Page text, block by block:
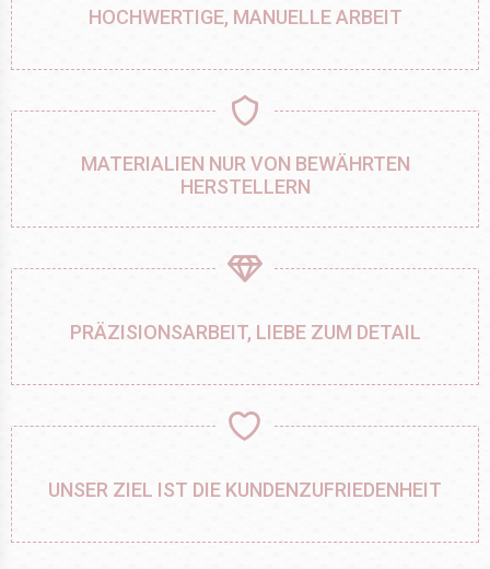
HOCHWERTIGE, MANUELLE ARBEIT
MATERIALIEN NUR VON BEWÄHRTEN
HERSTELLERN
PRÄZISIONSARBEIT, LIEBE ZUM DETAIL
UNSER ZIEL IST DIE KUNDENZUFRIEDENHEIT